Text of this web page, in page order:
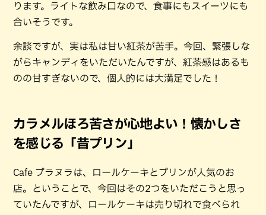
ります。ライトな飲み口なので、食事にもスイーツにも
合いそうです。
余談ですが、実は私は甘い紅茶が苦手。今回、緊張しな
がらキャンディをいただいたんですが、紅茶感はあるも
のの甘すぎないので、個人的には大満足でした！
カラメルほろ苦さが心地よい！懐かしさ
を感じる「昔プリン」
Cafe プラヌラは、ロールケーキとプリンが人気のお
店。ということで、今回はその2つをいただこうと思っ
ていたんですが、ロールケーキは売り切れで食べられ